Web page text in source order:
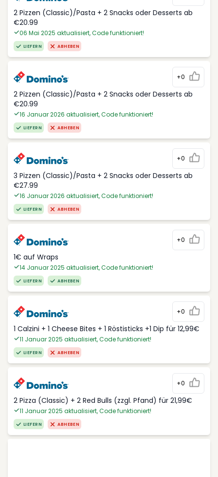
2 Pizzen (Classic)/Pasta + 2 Snacks oder Desserts ab
€20.99
06 Mai 2025 aktualisiert, Code funktioniert!
LIEFERN ABHEBEN
+0
2 Pizzen (Classic)/Pasta + 2 Snacks oder Desserts ab
€20.99
16 Januar 2026 aktualisiert, Code funktioniert!
LIEFERN ABHEBEN
+0
3 Pizzen (Classic)/Pasta + 2 Snacks oder Desserts ab
€27.99
16 Januar 2026 aktualisiert, Code funktioniert!
LIEFERN ABHEBEN
+0
1€ auf Wraps
14 Januar 2025 aktualisiert, Code funktioniert!
LIEFERN ABHEBEN
+0
1 Calzini + 1 Cheese Bites + 1 Röstisticks +1 Dip für 12,99€
11 Januar 2025 aktualisiert, Code funktioniert!
LIEFERN ABHEBEN
+0
2 Pizza (Classic) + 2 Red Bulls (zzgl. Pfand) für 21,99€
11 Januar 2025 aktualisiert, Code funktioniert!
LIEFERN ABHEBEN